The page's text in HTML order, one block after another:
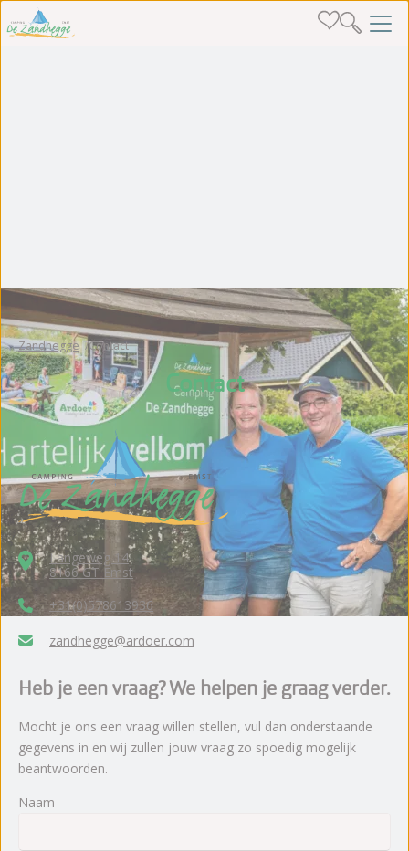
Zandhegge Contact
Contact
Langeweg 14
8166 GT Emst
+31(0)578613936
zandhegge@ardoer.com
Heb je een vraag? We helpen je graag verder.
Mocht je ons een vraag willen stellen, vul dan onderstaande
gegevens in en wij zullen jouw vraag zo spoedig mogelijk
beantwoorden.
Naam